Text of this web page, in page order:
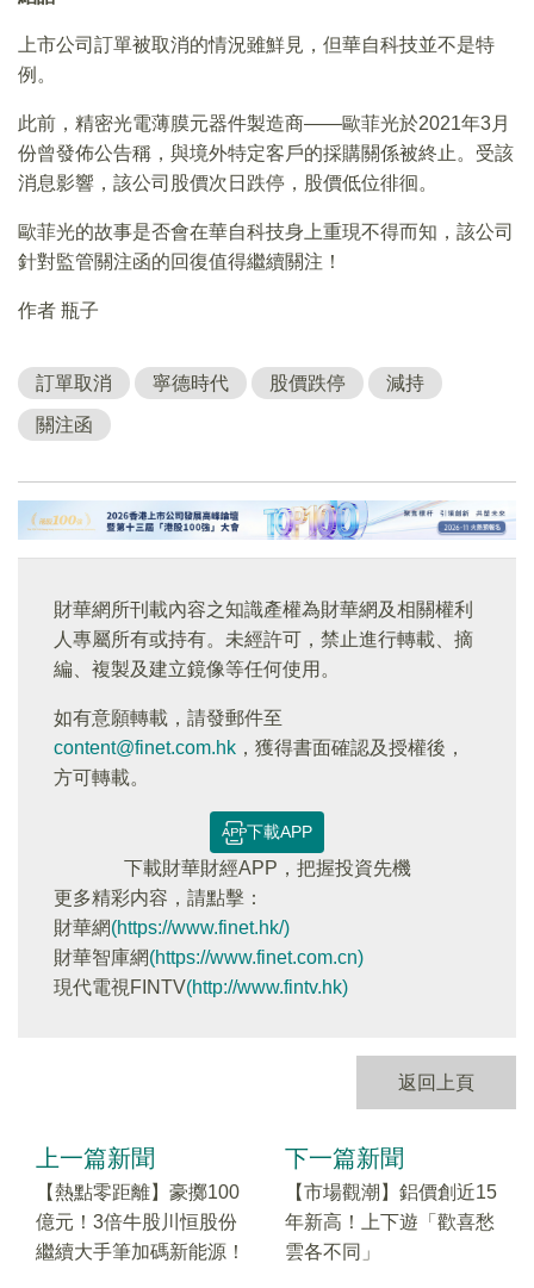
上市公司訂單被取消的情況雖鮮見，但華自科技並不是特
例。
此前，精密光電薄膜元器件製造商——歐菲光於2021年3月
份曾發佈公告稱，與境外特定客戶的採購關係被終止。受該
消息影響，該公司股價次日跌停，股價低位徘徊。
歐菲光的故事是否會在華自科技身上重現不得而知，該公司
針對監管關注函的回復值得繼續關注！
作者 瓶子
訂單取消 寧德時代 股價跌停 減持
關注函
財華網所刊載內容之知識產權為財華網及相關權利
人專屬所有或持有。未經許可，禁止進行轉載、摘
編、複製及建立鏡像等任何使用。
如有意願轉載，請發郵件至
content@finet.com.hk ，獲得書面確認及授權後，
方可轉載。
下載APP
下載財華財經APP，把握投資先機
更多精彩内容，請點擊：
財華網(https://www.finet.hk/)
財華智庫網(https://www.finet.com.cn)
現代電視FINTV(http://www.fintv.hk)
返回上頁
上一篇新聞
【熱點零距離】豪擲100
億元！3倍牛股川恒股份
繼續大手筆加碼新能源！
下一篇新聞
【市場觀潮】鋁價創近15
年新高！上下遊「歡喜愁
雲各不同」